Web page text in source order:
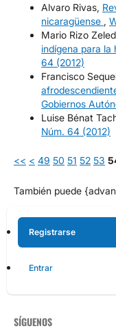
Alvaro Rivas,
nicaragüense ,
Mario Rizo
indígena para la
64 (2012)
Francisco
Gobiernos
Luise Bénat
Núm. 64 (2012)
<< < 49 50 51 52 53
También puede
Registrarse
Entrar
SÍGUENOS